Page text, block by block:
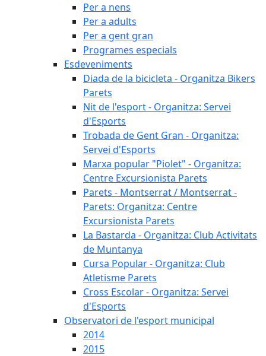
Per a nens
Per a adults
Per a gent gran
Programes especials
Esdeveniments
Diada de la bicicleta - Organitza Bikers
Parets
Nit de l'esport - Organitza: Servei
d'Esports
Trobada de Gent Gran - Organitza:
Servei d'Esports
Marxa popular "Piolet" - Organitza:
Centre Excursionista Parets
Parets - Montserrat / Montserrat -
Parets: Organitza: Centre
Excursionista Parets
La Bastarda - Organitza: Club Activitats
de Muntanya
Cursa Popular - Organitza: Club
Atletisme Parets
Cross Escolar - Organitza: Servei
d'Esports
Observatori de l'esport municipal
2014
2015